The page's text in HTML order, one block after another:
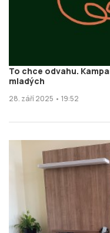
To chce odvahu.
mladých
28. září 2025 • 19:52